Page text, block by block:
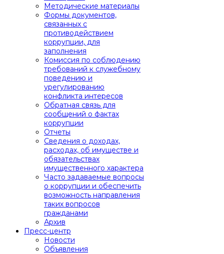
Методические материалы
Формы документов,
связанных с
противодействием
коррупции, для
заполнения
Комиссия по соблюдению
требований к служебному
поведению и
урегулированию
конфликта интересов
Обратная связь для
сообщений о фактах
коррупции
Отчеты
Сведения о доходах,
расходах, об имуществе и
обязательствах
имущественного характера
Часто задаваемые вопросы
о коррупции и обеспечить
возможность направления
таких вопросов
гражданами
Архив
Пресс-центр
Новости
Объявления